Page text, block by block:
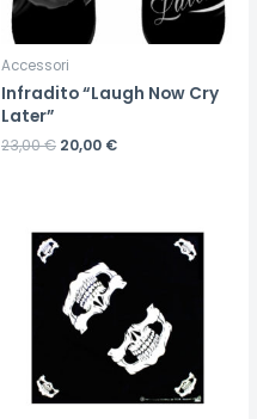
Accessori
Infradito “Laugh Now Cry
Later”
23,00€ 20,00 €